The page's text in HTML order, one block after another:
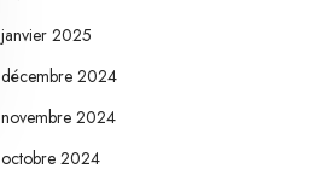
janvier 2025
décembre 2024
novembre 2024
octobre 2024